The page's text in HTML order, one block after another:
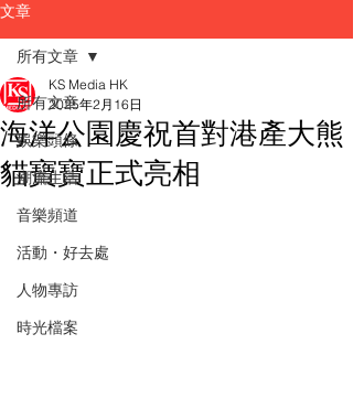
文章
所有文章
娛樂頭條
潮流生活
音樂頻道
活動・好去處
人物專訪
時光檔案
所有文章
海洋公園慶祝首對港產大熊
貓寶寶正式亮相
KS Media HK
2025年2月16日